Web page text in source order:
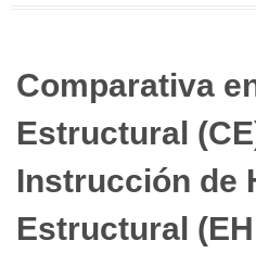
Comparativa
Estructural
Instrucción de
Estructural